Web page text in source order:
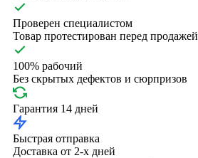
Проверен специалистом
Товар протестирован перед продажей
100% рабочий
Без скрытых дефектов и сюрпризов
Гарантия 14 дней
Быстрая отправка
Доставка от 2-х дней